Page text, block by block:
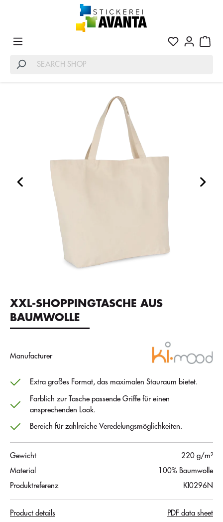
XXL-SHOPPINGTASCHE AUS
BAUMWOLLE
Manufacturer
Extra großes Format, das maximalen Stauraum bietet.
Farblich zur Tasche passende Griffe für einen
ansprechenden Look.
Bereich für zahlreiche Veredelungsmöglichkeiten.
Gewicht
220 g/m²
Material
100% Baumwolle
Produktreferenz
KI0296N
Product details PDF data sheet